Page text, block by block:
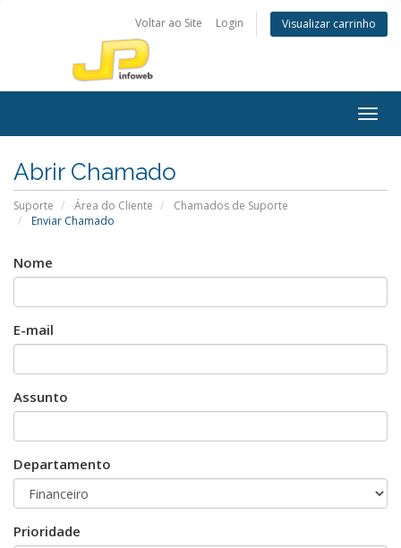
Voltar ao Site Login Visualizar carrinho
Abrir Chamado
Suporte Área do Cliente
Chamados de Suporte
Enviar Chamado
Nome
E-mail
Assunto
Departamento
Prioridade